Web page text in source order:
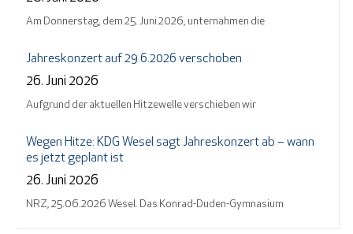
Am Donnerstag, dem 25. Juni 2026, unternahmen die
Jahreskonzert auf 29.6.2026 verschoben
26. Juni 2026
Aufgrund der aktuellen Hitzewelle verschieben wir
Wegen Hitze: KDG Wesel sagt Jahreskonzert ab – wann
es jetzt geplant ist
26. Juni 2026
NRZ, 25.06.2026 Wesel. Das Konrad-Duden-Gymnasium